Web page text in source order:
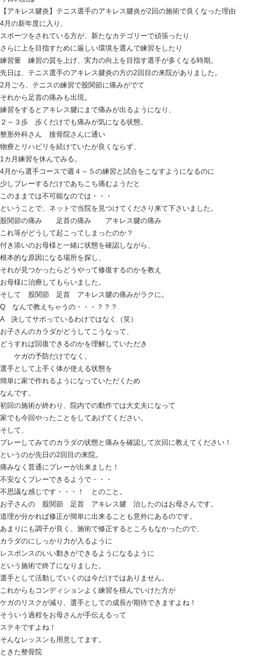
おはようございます
ときた整骨院
https://tokitaseikotsuin.com/ です。
たまにやることがシンクロする兄弟ネコ
仏頂面から、何見てんだよ！ って感じ （笑）
今日の話は
【アキレス腱炎】テニス選手のアキレス腱炎が2回の施
4月の新年度に入り、
スポーツをされている方が、新たなカテゴリーで頑張っ
さらに上を目指すために厳しい環境を選んで練習をした
練習量 練習の質を上げ、実力の向上を目指す選手が多
先日は、テニス選手のアキレス腱炎の方の2回目の来院
2月ごろ、テニスの練習で股関節に痛みがでて
それから足首の痛みも出現。
練習をするとアキレス腱にまで痛みが出るようになり、
２～３歩 歩くだけでも痛みが気になる状態。
整形外科さん 接骨院さんに通い
物療とリハビリを続けていたが良くならず、
1カ月練習を休んでみる。
4月から選手コースで週４～５の練習と試合をこなすよ
少しプレーするだけであちこち痛むようだと
このままでは不可能なのでは・・・
ということで、ネットで当院を見つけてくださり来て下
股関節の痛み 足首の痛み アキレス腱の痛み
これ等がどうして起こってしまったのか？
付き添いのお母様と一緒に状態を確認しながら、
根本的な原因になる場所を探し、
それが見つかったらどうやって修復するのかを教え
お母様に治療してもらいました。